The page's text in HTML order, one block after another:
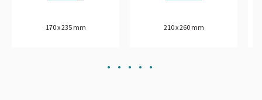
170 x 235 mm 210 x 260 mm